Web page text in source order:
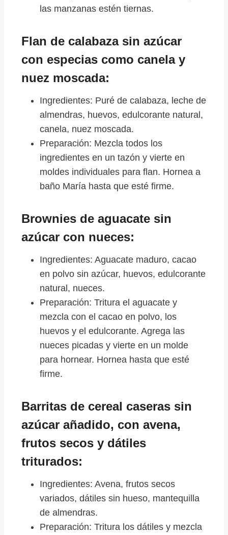
las manzanas estén tiernas.
Flan de calabaza sin azúcar
con especias como canela y
nuez moscada:
Ingredientes: Puré de calabaza, leche de
almendras, huevos, edulcorante natural,
canela, nuez moscada.
Preparación: Mezcla todos los
ingredientes en un tazón y vierte en
moldes individuales para flan. Hornea a
baño María hasta que esté firme.
Brownies de aguacate sin
azúcar con nueces:
Ingredientes: Aguacate maduro, cacao
en polvo sin azúcar, huevos, edulcorante
natural, nueces.
Preparación: Tritura el aguacate y
mezcla con el cacao en polvo, los
huevos y el edulcorante. Agrega las
nueces picadas y vierte en un molde
para hornear. Hornea hasta que esté
firme.
Barritas de cereal caseras sin
azúcar añadido, con avena,
frutos secos y dátiles
triturados:
Ingredientes: Avena, frutos secos
variados, dátiles sin hueso, mantequilla
de almendras.
Preparación: Tritura los dátiles y mezcla